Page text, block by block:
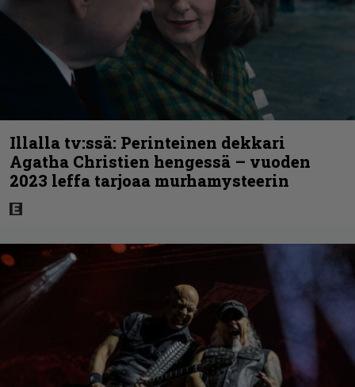
Illalla tv:ssä: Perinteinen dekkari
Agatha Christien hengessä – vuoden
2023 leffa tarjoaa murhamysteerin